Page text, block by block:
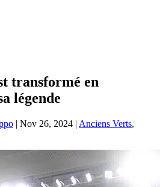
transformé en
légende
| Nov 26, 2024 | Anciens Verts,